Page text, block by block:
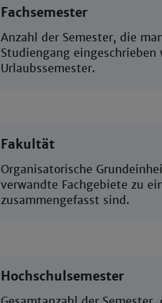
Fachsemester
Anzahl der Semester, die
Studiengang eingeschrieben
Urlaubssemester.
Fakultät
Organisatorische
verwandte Fachgebiete zu
zusammengefasst sind.
Hochschulsemester